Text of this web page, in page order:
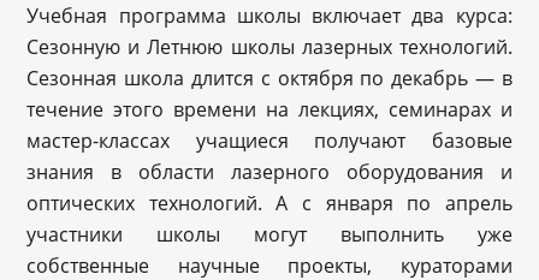
Учебная программа школы включает два курса:
Сезонную и Летнюю школы лазерных технологий.
Сезонная школа длится с октября по декабрь — в
течение этого времени на лекциях, семинарах и
мастер-классах учащиеся получают базовые
знания в области лазерного оборудования и
оптических технологий. А с января по апрель
участники школы могут выполнить уже
собственные научные проекты, кураторами